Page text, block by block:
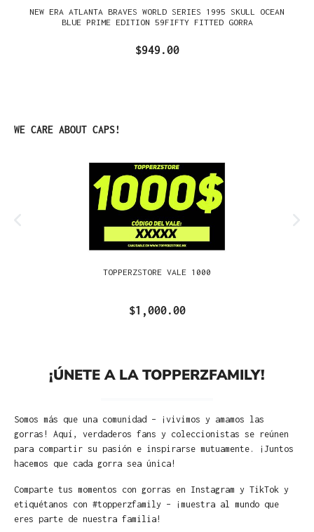
NEW ERA ATLANTA BRAVES WORLD SERIES 1995 SKULL OCEAN
BLUE PRIME EDITION 59FIFTY FITTED GORRA
$949.00
Omitir la galería de productos
WE CARE ABOUT CAPS!
TOPPERZSTORE VALE 1000
$1,000.00
¡ÚNETE A LA TOPPERZFAMILY!
Somos más que una comunidad – ¡vivimos y amamos las
gorras! Aquí, verdaderos fans y coleccionistas se reúnen
para compartir su pasión e inspirarse mutuamente. ¡Juntos
hacemos que cada gorra sea única!
Comparte tus momentos con gorras en Instagram y TikTok y
etiquétanos con #topperzfamily – ¡muestra al mundo que
eres parte de nuestra familia!